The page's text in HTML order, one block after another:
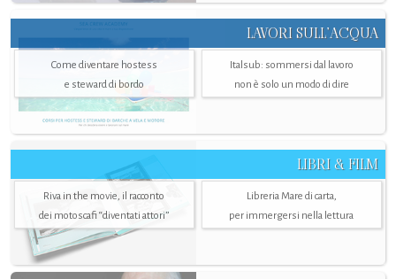
LAVORI SULL’ACQUA
Come diventare hostess
e steward di bordo
Italsub: sommersi dal lavoro
non è solo un modo di dire
LIBRI & FILM
Riva in the movie, il racconto
dei motoscafi “diventati attori”
Libreria Mare di carta,
per immergersi nella lettura